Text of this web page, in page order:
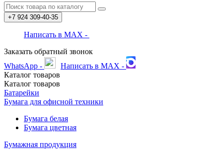
+7 924 309-40-35
Написать в MAX -
Заказать обратный звонок
WhatsApp -
Написать в MAX -
Каталог товаров
Каталог товаров
Батарейки
Бумага для офисной техники
Бумага белая
Бумага цветная
Бумажная продукция